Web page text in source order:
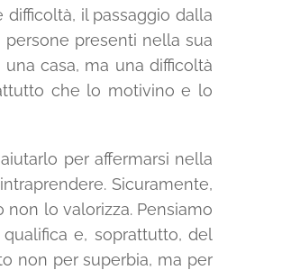
il passaggio dalla
presenti nella sua
casa, ma una difficoltà
che lo motivino e lo
per affermarsi nella
Sicuramente,
non lo valorizza. Pensiamo
e, soprattutto, del
non per superbia, ma per